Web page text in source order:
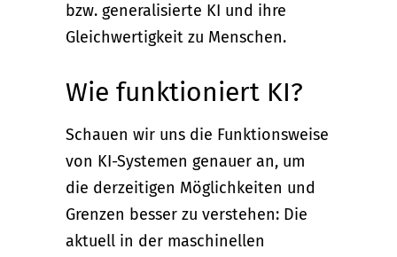
bzw. generalisierte KI und ihre
Gleichwertigkeit zu Menschen.
Wie funktioniert KI?
Schauen wir uns die Funktionsweise
von KI-Systemen genauer an, um
die derzeitigen Möglichkeiten und
Grenzen besser zu verstehen: Die
aktuell in der maschinellen